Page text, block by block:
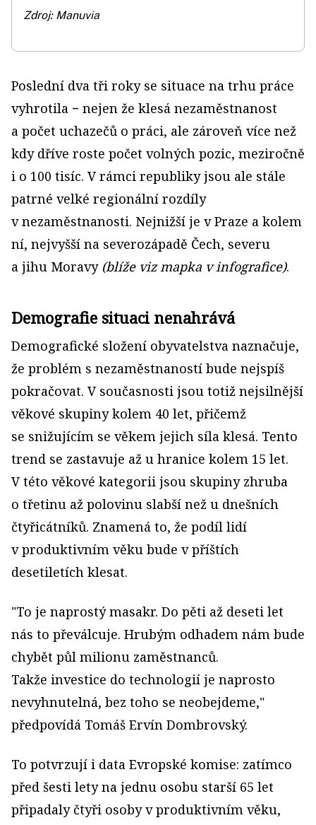
Zdroj: Manuvia
Poslední dva tři roky se situace na trhu práce
vyhrotila − nejen že klesá nezaměstnanost
a počet uchazečů o práci, ale zároveň více než
kdy dříve roste počet volných pozic, meziročně
i o 100 tisíc. V rámci republiky jsou ale stále
patrné velké regionální rozdíly
v nezaměstnanosti. Nejnižší je v Praze a kolem
ní, nejvyšší na severozápadě Čech, severu
a jihu Moravy (blíže viz mapka v infografice).
Demografie situaci nenahrává
Demografické složení obyvatelstva naznačuje,
že problém s nezaměstnaností bude nejspíš
pokračovat. V současnosti jsou totiž nejsilnější
věkové skupiny kolem 40 let, přičemž
se snižujícím se věkem jejich síla klesá. Tento
trend se zastavuje až u hranice kolem 15 let.
V této věkové kategorii jsou skupiny zhruba
o třetinu až polovinu slabší než u dnešních
čtyřicátníků. Znamená to, že podíl lidí
v produktivním věku bude v příštích
desetiletích klesat.
"To je naprostý masakr. Do pěti až deseti let
nás to převálcuje. Hrubým odhadem nám bude
chybět půl milionu zaměstnanců.
Takže investice do technologií je naprosto
nevyhnutelná, bez toho se neobejdeme,"
předpovídá Tomáš Ervín Dombrovský.
To potvrzují i data Evropské komise: zatímco
před šesti lety na jednu osobu starší 65 let
připadaly čtyři osoby v produktivním věku,